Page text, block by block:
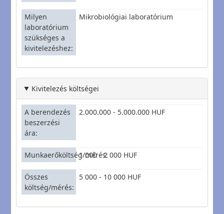
Milyen
laboratórium
szükséges a
kivitelezéshez
Mikrobiológiai laboratórium
Kivitelezés költségei
A berendezés
beszerzési
ára
2.000.000 - 5.000.000 HUF
Munkaerőköltség/mérés1 000 - 2 000 HUF
Összes
költség/mérés
5 000 - 10 000 HUF